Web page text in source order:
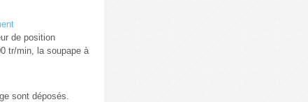
de position
tr/min, la soupape à
sont déposés.